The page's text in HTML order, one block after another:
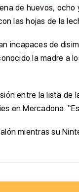
de huevos,
las hojas de la
incapaces de
la madre a
entre la lista de
en Mercadona.
mientras su